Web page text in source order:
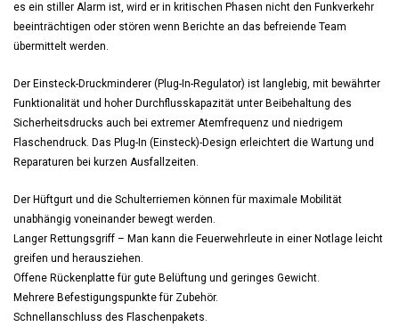
es ein stiller Alarm ist, wird er in kritischen Phasen nicht den Funkverkehr
beeinträchtigen oder stören wenn Berichte an das befreiende Team
übermittelt werden.
Der Einsteck-Druckminderer (Plug-In-Regulator) ist langlebig, mit bewährter
Funktionalität und hoher Durchflusskapazität unter Beibehaltung des
Sicherheitsdrucks auch bei extremer Atemfrequenz und niedrigem
Flaschendruck. Das Plug-In (Einsteck)-Design erleichtert die Wartung und
Reparaturen bei kurzen Ausfallzeiten.
Der Hüftgurt und die Schulterriemen können für maximale Mobilität
unabhängig voneinander bewegt werden.
Langer Rettungsgriff – Man kann die Feuerwehrleute in einer Notlage leicht
greifen und herausziehen.
Offene Rückenplatte für gute Belüftung und geringes Gewicht.
Mehrere Befestigungspunkte für Zubehör.
Schnellanschluss des Flaschenpakets.